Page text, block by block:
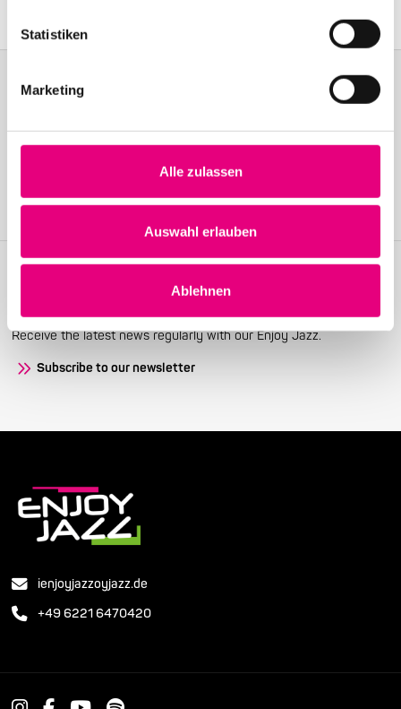
Statistiken
Marketing
Alle zulassen
Auswahl erlauben
Ablehnen
Become a friend!
Receive the latest news regularly with our Enjoy Jazz.
Subscribe to our newsletter
ienjoyjazzoyjazz.de
+49 6221 6470420